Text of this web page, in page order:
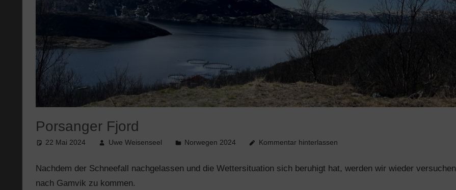
Porsanger Fjord
22 Mai 2024 Uwe Weisenseel Norwegen 2024 Kommentar hinterlassen
Nachdem der Schneefall nachgelassen und die Wettersituation sich beruhigt hat, werden wir wieder versuchen
nach Gamvik zu kommen.